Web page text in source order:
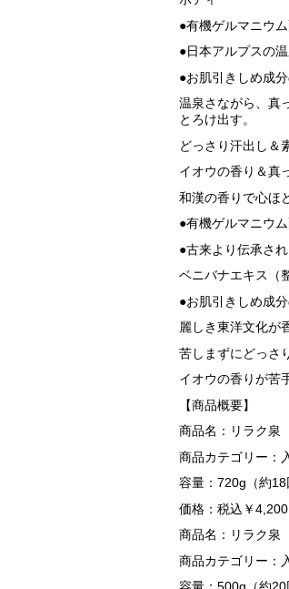
●有機ゲルマニウ
●日本アルプスの
●お肌引きしめ成
温泉さながら、真
とろけ出す。
どっさり汗出し＆
イオウの香り＆真
和漢の香りで心ほ
●有機ゲルマニウ
●古来より伝承さ
ベニバナエキス（
●お肌引きしめ成
麗しき東洋文化が
苦しまずにどっさ
イオウの香りが苦
【商品概要】
商品名：リラク
商品カテゴリー：
容量：720g（約18
価格：税込￥4,200
商品名：リラク
商品カテゴリー：